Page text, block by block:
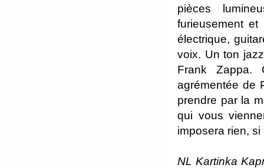
pièces
furieusement et
électrique,
voix. Un ton
Frank Zappa.
agrémentée de
prendre par la
qui vous
imposera rien, si
NL Kartinka